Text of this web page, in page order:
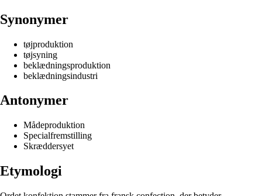
Synonymer
tøjproduktion
tøjsyning
beklædningsproduktion
beklædningsindustri
Antonymer
Mådeproduktion
Specialfremstilling
Skræddersyet
Etymologi